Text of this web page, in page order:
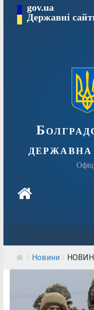
Перейтиgov.ua
Державні
державна
/ Новини /